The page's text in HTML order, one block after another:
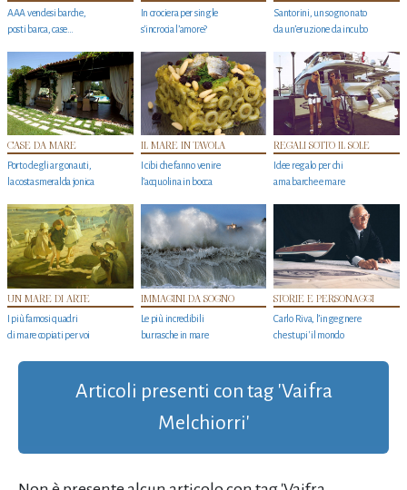
AAA vendesi barche,
posti barca, case…
In crociera per single
s'incrocia l’amore?
Santorini, un sogno nato
da un’eruzione da incubo
CASE DA MARE
Porto degli argonauti,
la costa smeralda jonica
IL MARE IN TAVOLA
I cibi che fanno venire
l’acquolina in bocca
REGALI SOTTO IL SOLE
Idee regalo per chi
ama barche e mare
UN MARE DI ARTE
I più famosi quadri
di mare copiati per voi
IMMAGINI DA SOGNO
Le più incredibili
burrasche in mare
STORIE E PERSONAGGI
Carlo Riva, l’ingegnere
che stupi' il mondo
Articoli presenti con tag 'Vaifra
Melchiorri'